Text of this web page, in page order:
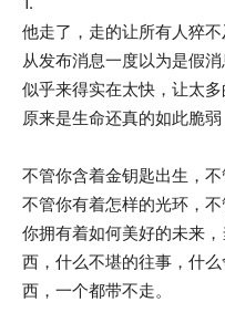
他走了，走的让所有人猝不
从发布消息一度以为是假
似乎来得实在太快，让太
原来是生命还真的如此脆弱
不管你含着金钥匙出生，不
不管你有着怎样的光环，
你拥有着如何美好的未来
西，什么不堪的往事，什
西，一个都带不走。